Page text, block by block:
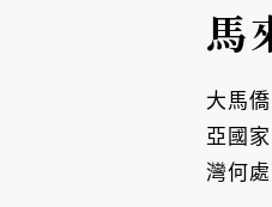
馬
大馬
亞國
灣何